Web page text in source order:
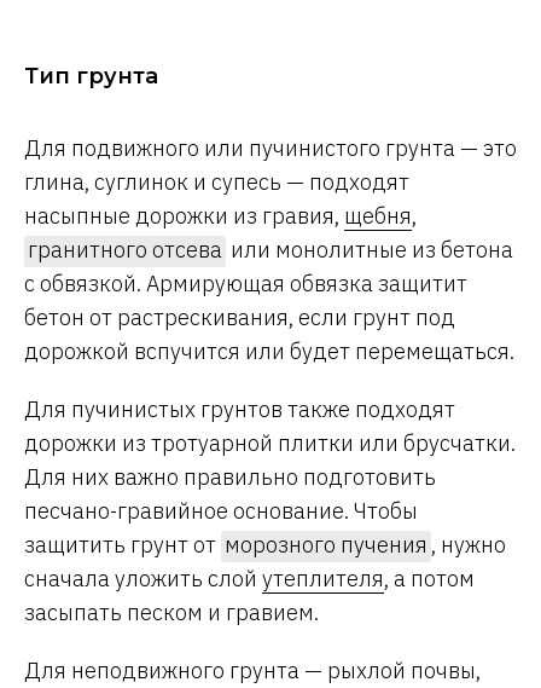
Тип грунта
Для подвижного или пучинистого грунта — это
глина, суглинок и супесь — подходят
насыпные дорожки из гравия, щебня,
гранитного отсева или монолитные из бетона
с обвязкой. Армирующая обвязка защитит
бетон от растрескивания, если грунт под
дорожкой вспучится или будет перемещаться.
Для пучинистых грунтов также подходят
дорожки из тротуарной плитки или брусчатки.
Для них важно правильно подготовить
песчано-гравийное основание. Чтобы
защитить грунт от морозного пучения , нужно
сначала уложить слой утеплителя, а потом
засыпать песком и гравием.
Для неподвижного грунта — рыхлой почвы,